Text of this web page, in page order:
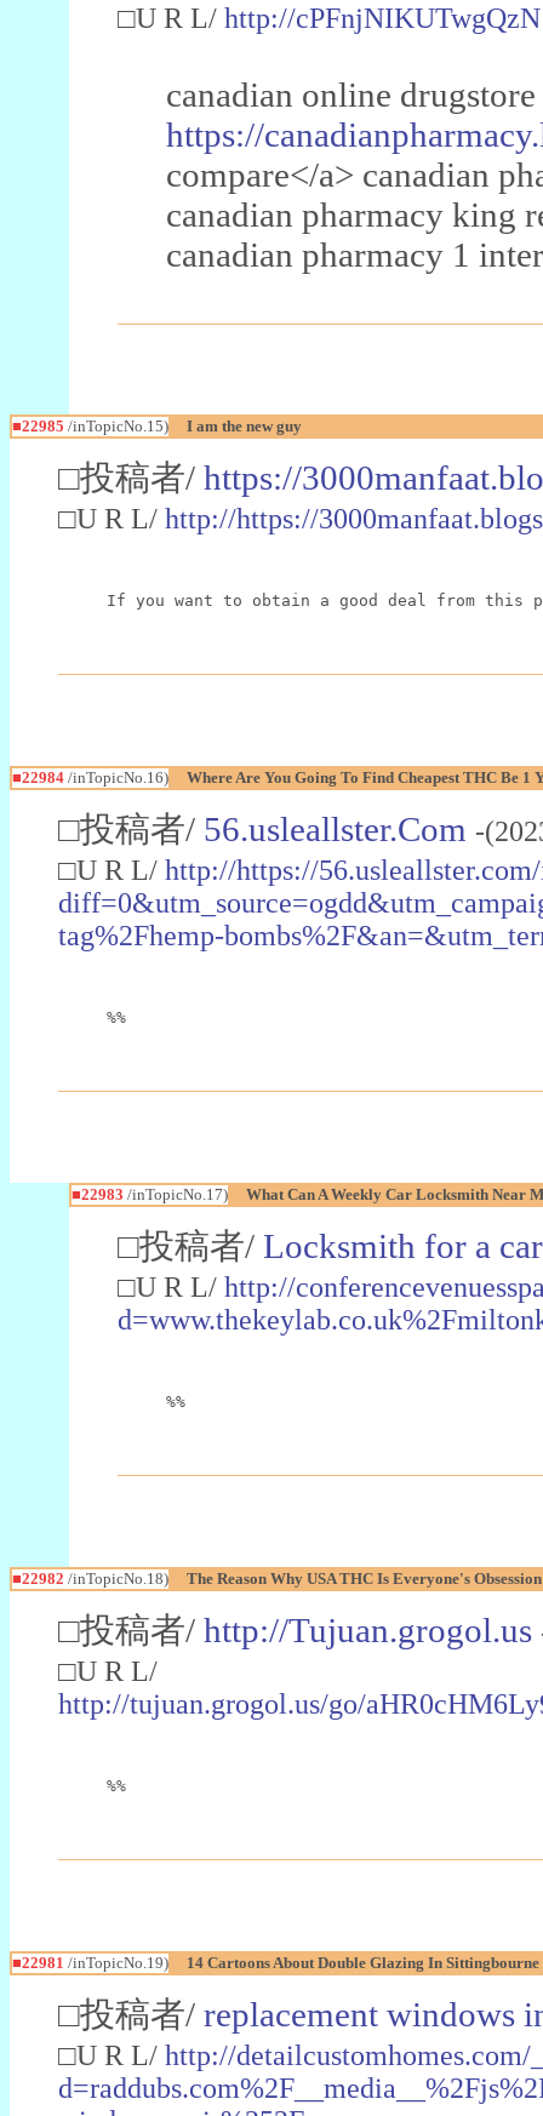
□U R L/ http://cPFnjNIKUTwgQzN
canadian online
https://
compare</a> canadian
canadian pharmacy king
canadian pharmacy 1
■22985 /inTopicNo.15) I am the new guy
□投稿者/ https://
□U R L/ http://https://
If you want to obtain a good deal from this
■22984 /inTopicNo.16) Where Are You Going To Find Cheapest THC Be 1
□投稿者/ 56.usleallster.Com -
□U R L/ http://https://
tag%2Fhemp-
%%
■22983 /inTopicNo.17) What Can A Weekly Car Locksmith Near
□投稿者/ Locksmith for a car
□U R L/ http://
%%
■22982 /inTopicNo.18) The Reason Why USA THC Is Everyone's
□投稿者/ http://Tujuan.grogol.us
□U R L/
http://tujuan.grogol.us/go/
%%
■22981 /inTopicNo.19) 14 Cartoons About Double Glazing In
□投稿者/ replacement windows
□U R L/ http://detailcustomhomes.com/